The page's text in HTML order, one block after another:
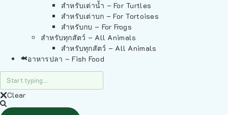
สำหรับเต่าน้ำ – For Turtles
สำหรับเต่าบก – For Tortoises
สำหรับกบ – For Frogs
สำหรับทุกสัตว์ – All Animals
สำหรับทุกสัตว์ – All Animals
อาหารปลา – Fish Food
Clear